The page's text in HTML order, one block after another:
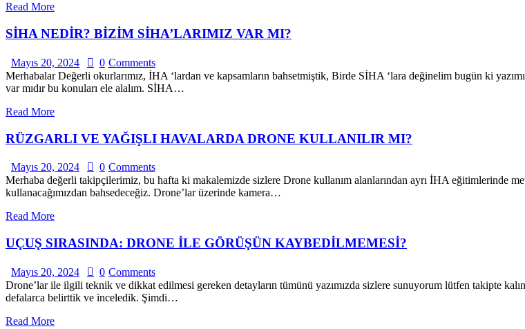
Read More
SİHA NEDİR? BİZİM SİHA’LARIMIZ VAR MI?
Mayıs 20, 2024 0 Comments
Merhabalar Değerli okurlarımız, İHA ‘lardan ve kapsamların bahsetmiştik, Birde SİHA ‘lara değinelim bugün ki
var mıdır bu konuları ele alalım. SİHA…
Read More
RÜZGARLI VE YAĞIŞLI HAVALARDA DRONE KULLANILIR MI?
Mayıs 20, 2024 0 Comments
Merhaba değerli takipçilerimiz, bu hafta ki makalemizde sizlere Drone kullanım alanlarından ayrı İHA eğitimlerinde
kullanacağımızdan bahsedeceğiz. Drone’lar üzerinde kamera…
Read More
UÇUŞ SIRASINDA: DRONE İLE GÖRÜŞÜN KAYBEDİLMEMESİ?
Mayıs 20, 2024 0 Comments
Drone’lar ile ilgili teknik ve dikkat edilmesi gereken detayların tümünü yazımızda sizlere sunuyorum lütfen takipte
defalarca belirttik ve inceledik. Şimdi…
Read More